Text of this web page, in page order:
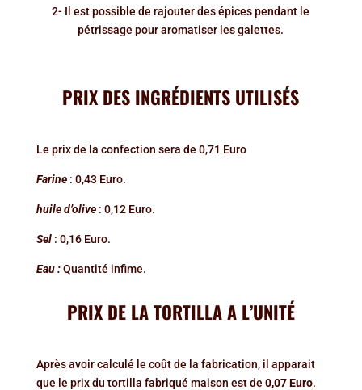
2- Il est possible de rajouter des épices pendant le
pétrissage pour aromatiser les galettes.
PRIX DES INGRÉDIENTS UTILISÉS
Le prix de la confection sera de 0,71 Euro
Farine: 0,43 Euro.
huile d’olive : 0,12 Euro.
Sel : 0,16 Euro.
Eau :Quantité infime.
PRIX DE LA TORTILLAA L’UNITÉ
Après avoir calculé le coût de la fabrication, il apparait
que le prix du tortilla fabriqué maison est de 0,07 Euro.